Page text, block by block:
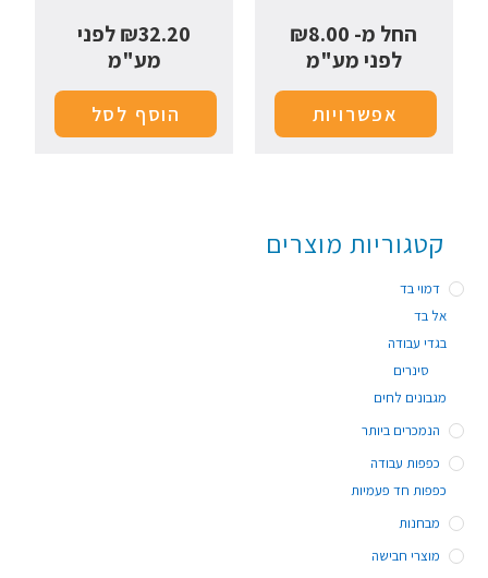
החל מ- ₪8.00
לפני מע"מ
אפשרויות
₪32.20
לפני
מע"מ
הוסף לסל
קטגוריות מוצרים
דמוי בד
אל בד
בגדי עבודה
סינרים
מגבונים לחים
הנמכרים ביותר
כפפות עבודה
כפפות חד פעמיות
מבחנות
מוצרי חבישה